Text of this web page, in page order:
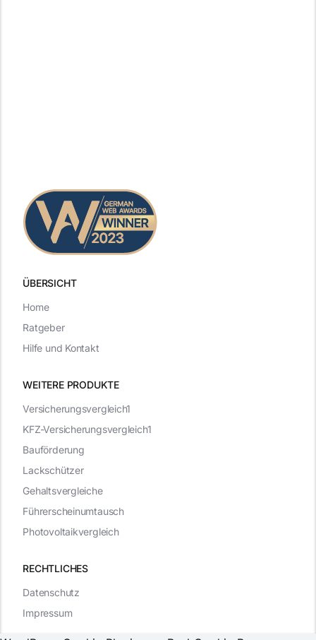
ÜBERSICHT
WEITERE PRODUKTE
RECHTLICHES
Datenschutz
Impressum
Versicherungsvergleich1
KFZ-Versicherungsvergleich1
Bauförderung
Lackschützer
Gehaltsvergleiche
Führerscheinumtausch
Photovoltaikvergleich
Home
Ratgeber
Hilfe und Kontakt